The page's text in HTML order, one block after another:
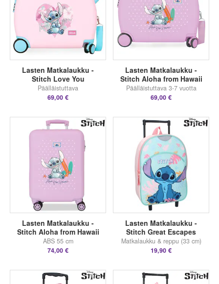
Lasten Matkalaukku -
Stitch Love You
Päälläistuttava
69,00 €
Lasten Matkalaukku -
Stitch Aloha from Hawaii
Päälläistuttava 3-7 vuotta
69,00 €
Lasten Matkalaukku -
Stitch Aloha from Hawaii
ABS 55 cm
74,00 €
Lasten Matkalaukku -
Stitch Great Escapes
Matkalaukku & reppu (33 cm)
19,90 €